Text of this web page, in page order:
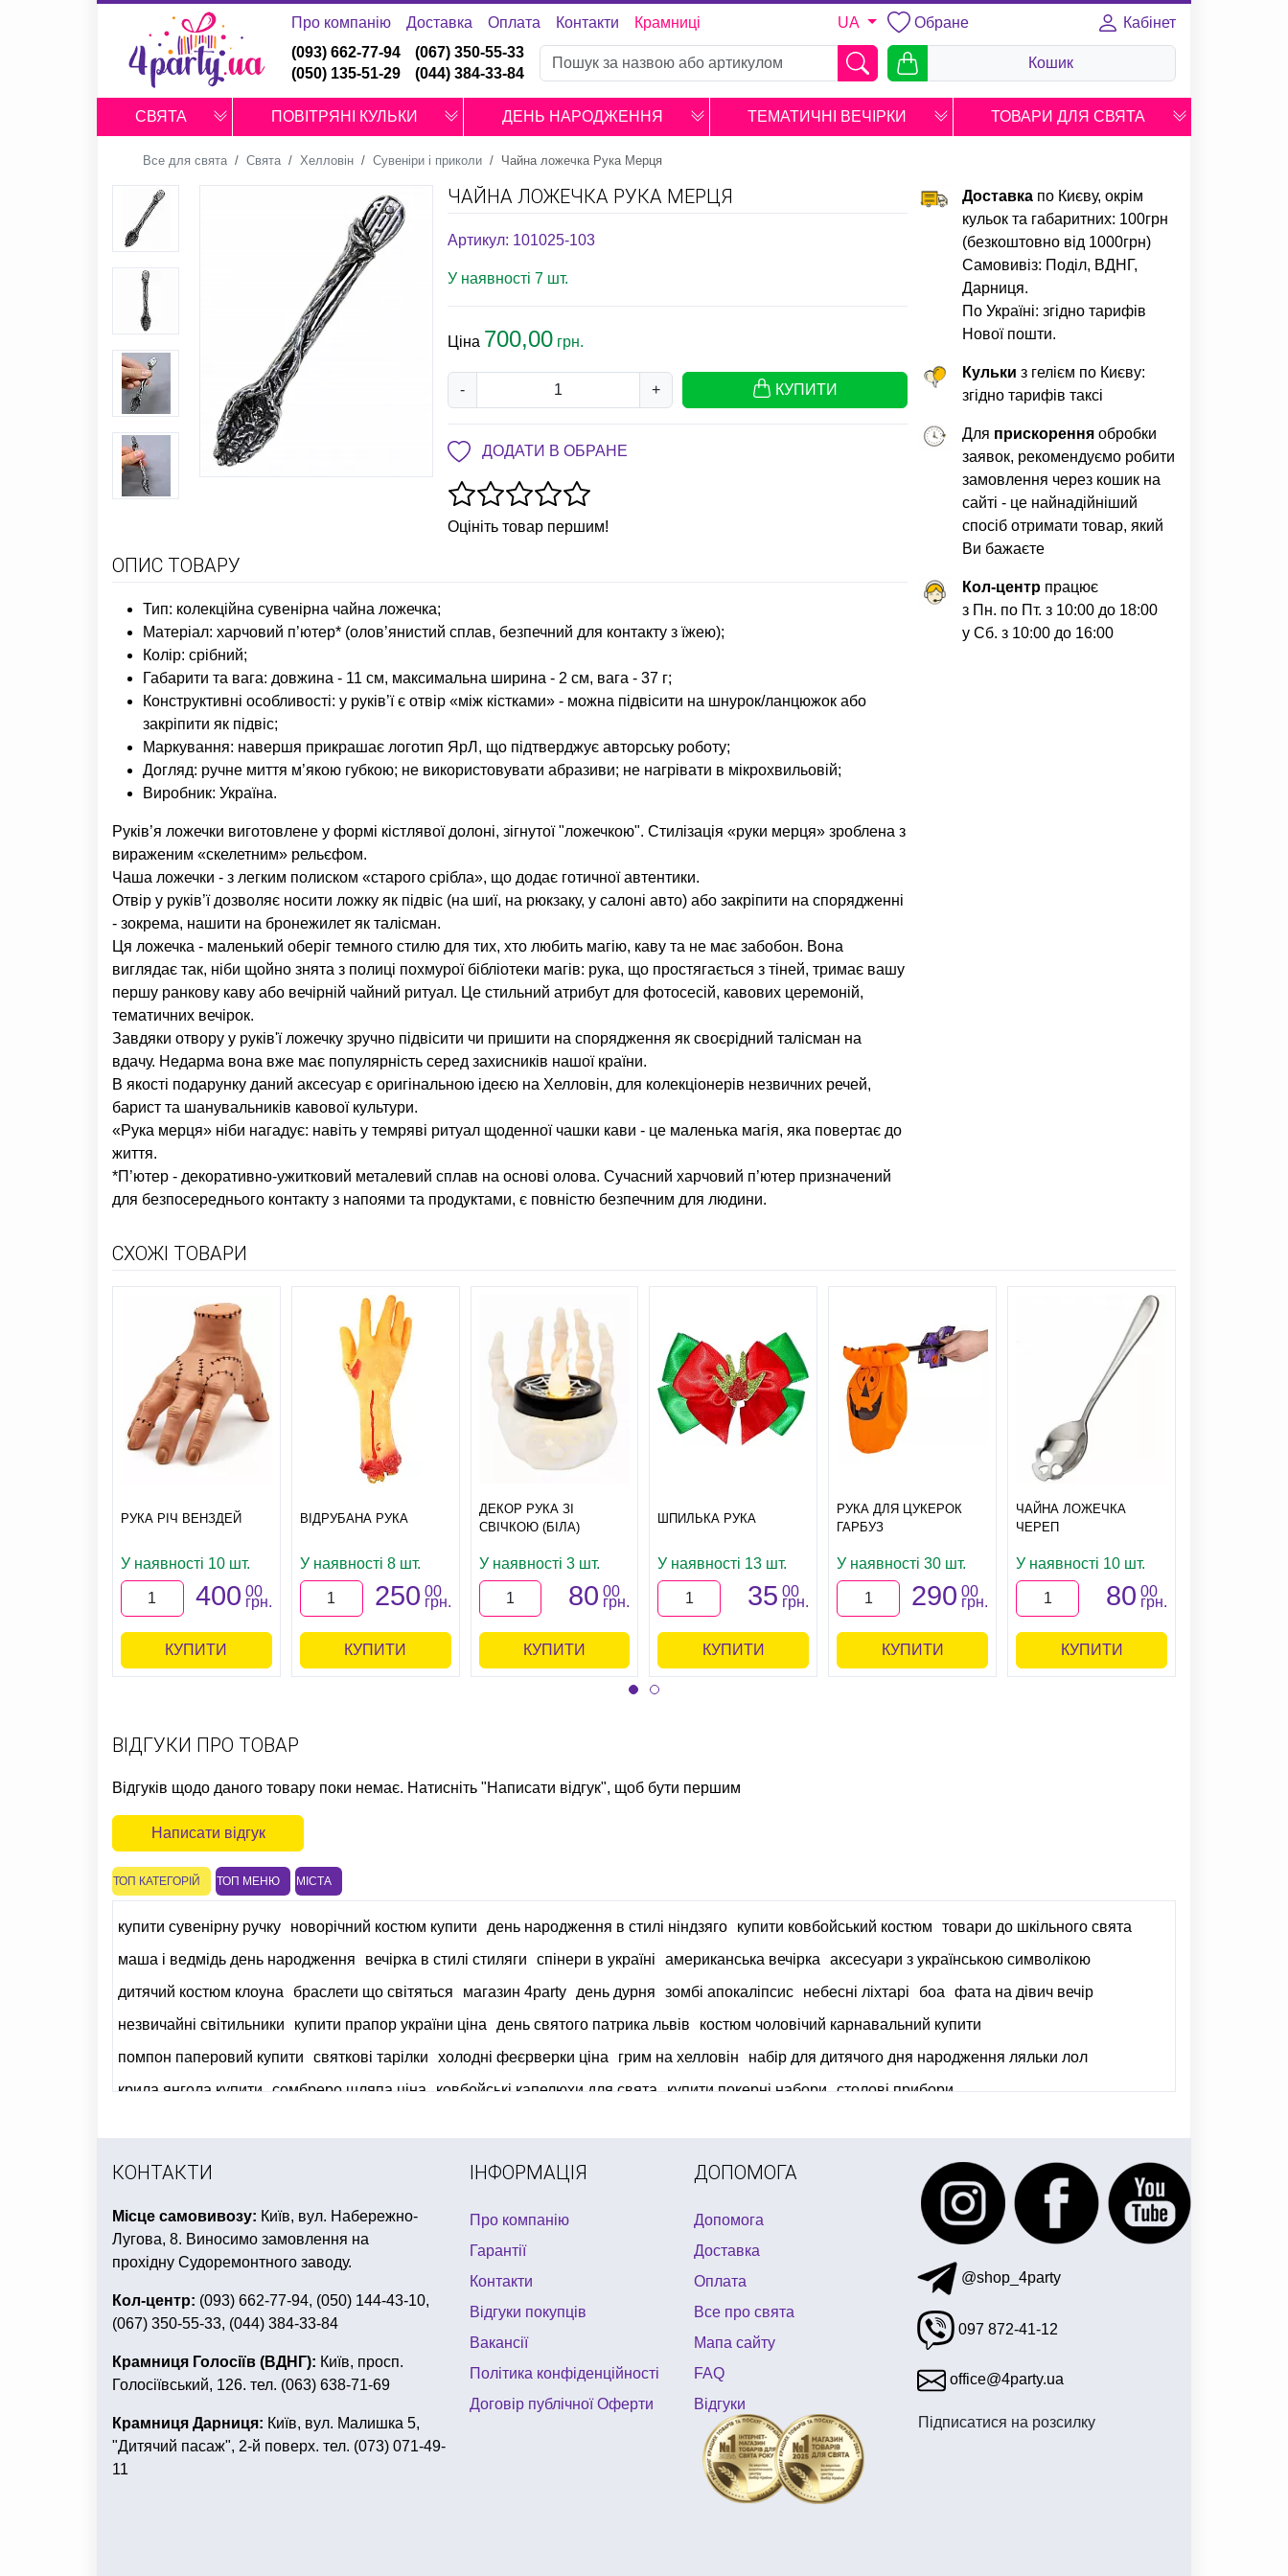
Про компанію Доставка Оплата Контакти Крамниці UA Обране
Кабінет
(093) 662-77-94
(050) 135-51-29
(067) 350-55-33
(044) 384-33-84
Кошик
СВЯТА ПОВІТРЯНІ КУЛЬКИ ДЕНЬ НАРОДЖЕННЯ ТЕМАТИЧНІ ВЕЧІРКИ ТОВАРИ ДЛЯ СВЯТА
Все для свята Свята Хелловін Сувеніри і приколи Чайна ложечка Рука Мерця
ЧАЙНА ЛОЖЕЧКА РУКА МЕРЦЯ
Артикул: 101025-103
У наявності 7 шт.
Ціна 700,00 грн.
- + КУПИТИ
ДОДАТИ В ОБРАНЕ
Оцініть товар першим!
ОПИС ТОВАРУ
Тип: колекційна сувенірна чайна ложечка;
Матеріал: харчовий п’ютер* (олов’янистий сплав, безпечний для контакту з їжею);
Колір: срібний;
Габарити та вага: довжина - 11 см, максимальна ширина - 2 см, вага - 37 г;
Конструктивні особливості: у руків’ї є отвір «між кістками» - можна підвісити на шнурок/ланцюжок або
закріпити як підвіс;
Маркування: навершя прикрашає логотип ЯрЛ, що підтверджує авторську роботу;
Догляд: ручне миття м’якою губкою; не використовувати абразиви; не нагрівати в мікрохвильовій;
Виробник: Україна.
Руків’я ложечки виготовлене у формі кістлявої долоні, зігнутої "ложечкою". Стилізація «руки мерця» зроблена з
вираженим «скелетним» рельєфом.
Чаша ложечки - з легким полиском «старого срібла», що додає готичної автентики.
Отвір у руків’ї дозволяє носити ложку як підвіс (на шиї, на рюкзаку, у салоні авто) або закріпити на спорядженні
- зокрема, нашити на бронежилет як талісман.
Ця ложечка - маленький оберіг темного стилю для тих, хто любить магію, каву та не має забобон. Вона
виглядає так, ніби щойно знята з полиці похмурої бібліотеки магів: рука, що простягається з тіней, тримає вашу
першу ранкову каву або вечірній чайний ритуал. Це стильний атрибут для фотосесій, кавових церемоній,
тематичних вечірок.
Завдяки отвору у руків'ї ложечку зручно підвісити чи пришити на спорядження як своєрідний талісман на
вдачу. Недарма вона вже має популярність серед захисників нашої країни.
В якості подарунку даний аксесуар є оригінальною ідеєю на Хелловін, для колекціонерів незвичних речей,
барист та шанувальників кавової культури.
«Рука мерця» ніби нагадує: навіть у темряві ритуал щоденної чашки кави - це маленька магія, яка повертає до
життя.
*П’ютер - декоративно-ужитковий металевий сплав на основі олова. Сучасний харчовий п’ютер призначений
для безпосереднього контакту з напоями та продуктами, є повністю безпечним для людини.
Доставкапо Києву, окрім
кульок та габаритних: 100грн
(безкоштовно від 1000грн)
Самовивіз: Поділ, ВДНГ,
Дарниця.
По Україні: згідно тарифів
Нової пошти.
Кульки з гелієм по Києву:
згідно тарифів таксі
Для прискоренняобробки
заявок, рекомендуємо робити
замовлення через кошик на
сайті - це найнадійніший
спосіб отримати товар, який
Ви бажаєте
Кол-центрпрацює
з Пн. по Пт. з 10:00 до 18:00
у Сб. з 10:00 до 16:00
СХОЖІ ТОВАРИ
РУКА РІЧ ВЕНЗДЕЙ
У наявності 10 шт.
400 00
грн.
КУПИТИ
ВІДРУБАНА РУКА
У наявності 8 шт.
250 00
грн.
КУПИТИ
ДЕКОР РУКА ЗІ
СВІЧКОЮ (БІЛА)
У наявності 3 шт.
80 00
грн.
КУПИТИ
ШПИЛЬКА РУКА
У наявності 13 шт.
35 00
грн.
КУПИТИ
РУКА ДЛЯ ЦУКЕРОК
ГАРБУЗ
У наявності 30 шт.
290 00
грн.
КУПИТИ
ЧАЙНА ЛОЖЕЧКА
ЧЕРЕП
У наявності 10 шт.
80 00
грн.
КУПИТИ
ВІДГУКИ ПРО ТОВАР
Відгуків щодо даного товару поки немає. Натисніть "Написати відгук", щоб бути першим
Написати відгук
ТОП КАТЕГОРІЙ ТОП МЕНЮ МІСТА
купити сувенірну ручку новорічний костюм купити день народження в стилі ніндзяго купити ковбойський костюм
товари до шкільного свята
маша і ведмідь день народження
вечірка в стилі стиляги спінери в україні американська вечірка
аксесуари з українською символікою
дитячий костюм клоуна
браслети що світяться магазин 4party день дурня зомбі апокаліпсис небесні ліхтарі боа
фата на дівич вечір
незвичайні світильники
купити прапор україни ціна день святого патрика львів
костюм чоловічий карнавальний купити
помпон паперовий купити
святкові тарілки холодні феєрверки ціна грим на хелловін
набір для дитячого дня народження ляльки лол
крила янгола купити сомбреро шляпа ціна ковбойські капелюхи для свята купити покерні набори столові прибори
КОНТАКТИ
Місце самовивозу: Київ, вул. Набережно-
Лугова, 8. Виносимо замовлення на
прохідну Судоремонтного заводу.
Кол-центр: (093) 662-77-94, (050) 144-43-10,
(067) 350-55-33, (044) 384-33-84
Крамниця Голосіїв (ВДНГ): Київ, просп.
Голосіївський, 126. тел. (063) 638-71-69
Крамниця Дарниця: Київ, вул. Малишка 5,
"Дитячий пасаж", 2-й поверх. тел. (073) 071-49-
11
ІНФОРМАЦІЯ
Про компанію
Гарантії
Контакти
Відгуки покупців
Вакансії
Політика конфіденційності
Договір публічної Оферти
ДОПОМОГА
Допомога
Доставка
Оплата
Все про свята
Мапа сайту
FAQ
Відгуки
@shop_4party
097 872-41-12
office@4party.ua
Підписатися на розсилку